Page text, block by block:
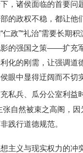
，诸侯面临的首要问
的政权不稳，都让他
政”“礼治”需要长期
的强国之策——扩充
化的刚需，让强调道
眼中显得迂阔而不切
私兵、瓜分公室利益
张自然被束之高阁，
践行道德规范。
主义与现实权力的冲